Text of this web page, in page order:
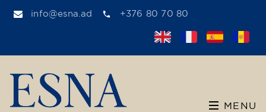
info@esna.ad +376 80 70 80
MENU